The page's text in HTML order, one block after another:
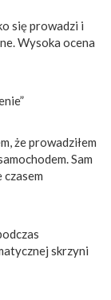
się prowadzi i
Wysoka ocena
że prowadziłem
Sam
czasem
skrzyni